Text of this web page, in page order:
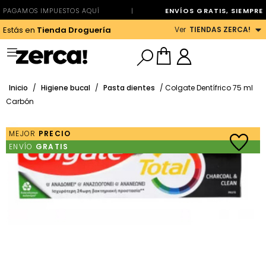
PAGAMOS IMPUESTOS AQUÍ | ENVÍOS GRATIS, SIEMPRE
Estás en Tienda Droguería Ver TIENDAS ZERCA!
Inicio / Higiene bucal / Pasta dientes / Colgate Dentífrico 75 ml
Carbón
MEJOR PRECIO
ENVÍO GRATIS